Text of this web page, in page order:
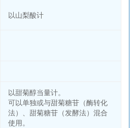
以山梨酸计
以甜菊醇当量计。
可以单独或与甜菊糖苷（酶转化
法）、甜菊糖苷（发酵法）混合
使用。